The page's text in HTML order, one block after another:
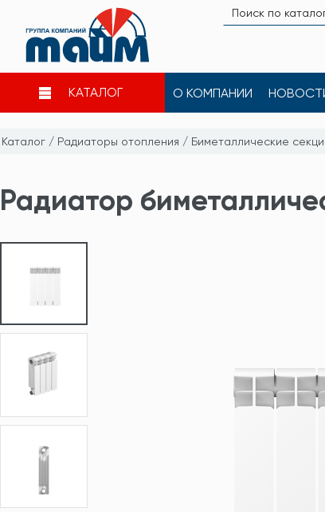
КАТАЛОГ О КОМПАНИИ
Каталог / Радиаторы отопления / Биметаллические
Радиатор